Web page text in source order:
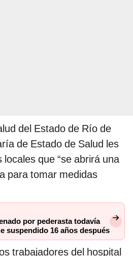
del Estado de Río de
de Estado de Salud les
que “se abrirá una
para tomar medidas
por pederasta todavía
suspendido 16 años después
trabajadores del hospital